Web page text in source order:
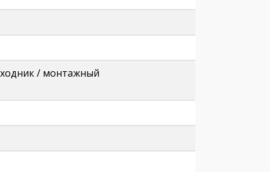
/ монтажный